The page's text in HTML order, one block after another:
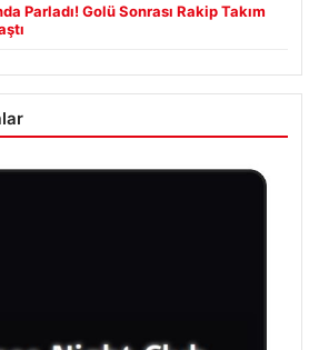
Parladı! Golü Sonrası Rakip Takım